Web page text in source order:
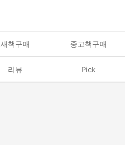
새책구매 중고책구매
리뷰 Pick